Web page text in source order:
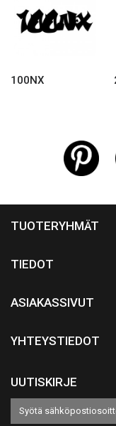
100NX
TUOTERYHMÄT
TIEDOT
ASIAKASSIVUT
YHTEYSTIEDOT
UUTISKIRJE